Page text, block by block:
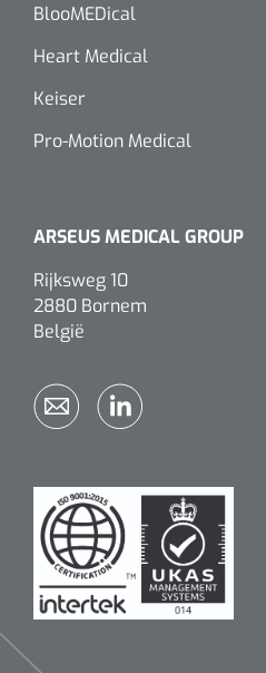
BlooMEDical
Heart Medical
Keiser
Pro-Motion Medical
ARSEUS MEDICAL GROUP
Rijksweg 10
2880 Bornem
België